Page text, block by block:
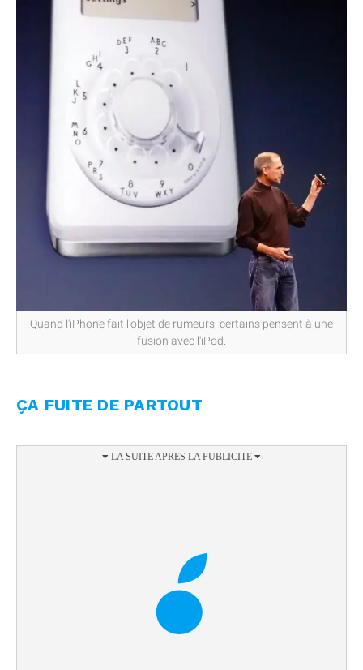
Quand l'iPhone fait l'objet de rumeurs, certains pensent à une
fusion avec l'iPod.
ÇA FUITE DE PARTOUT